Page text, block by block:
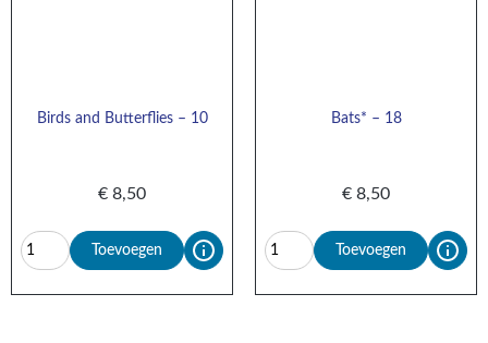
Birds and Butterflies – 10
€ 8,50
Toevoegen
Bats* – 18
€ 8,50
Toevoegen